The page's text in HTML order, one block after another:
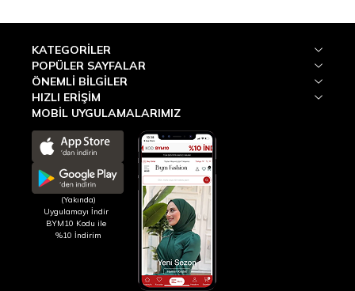
KATEGORILER
POPÜLER SAYFALAR
ÖNEMLI BILGILER
HIZLI ERIŞIM
MOBİL UYGULAMALARIMIZ
(Yakında)
Uygulamayı İndir
BYM10 Kodu ile
%10 İndirim